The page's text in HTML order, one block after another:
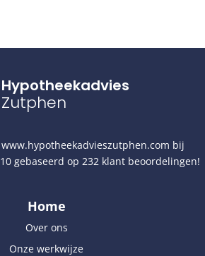
Hypotheekadvies
Zutphen
www.hypotheekadvieszutphen.com bij
10 gebaseerd op 232 klant beoordelingen!
Home
Over ons
Onze werkwijze